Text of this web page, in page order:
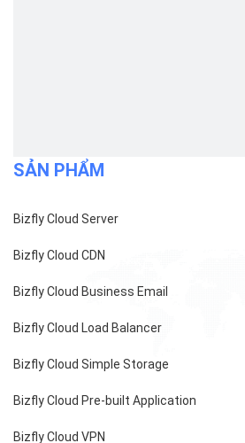
Bizfly Cloud Container Registry
Giới thiệu
Khách hàng
Tin tức
Chính sách bảo mật
Chính sách thanh toán
Tài liệu hỗ trợ